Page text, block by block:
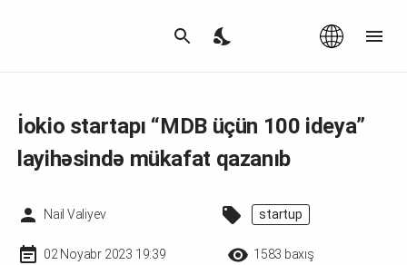
İokio startapı “MDB üçün 100 ideya”
layihəsində mükafat qazanıb
Nail Valiyev startup
02 Noyabr 2023 19:39 1583 baxış